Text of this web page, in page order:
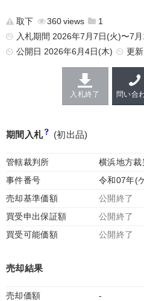
取下 360
1
入札期間 2026年7月7日(火)〜7
公開日 2026年6月4日(木) 更
入札終了 問い合
期間入札 (初出品)
管轄裁判所
横浜地方
事件番号
令和07年(
売却基準価額
公開終了
買受申出保証額
公開終了
買受可能価額
公開終了
売却結果
売却価額
-